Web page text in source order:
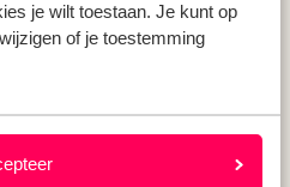
je wilt toestaan. Je kunt op
of je toestemming
op vakantie